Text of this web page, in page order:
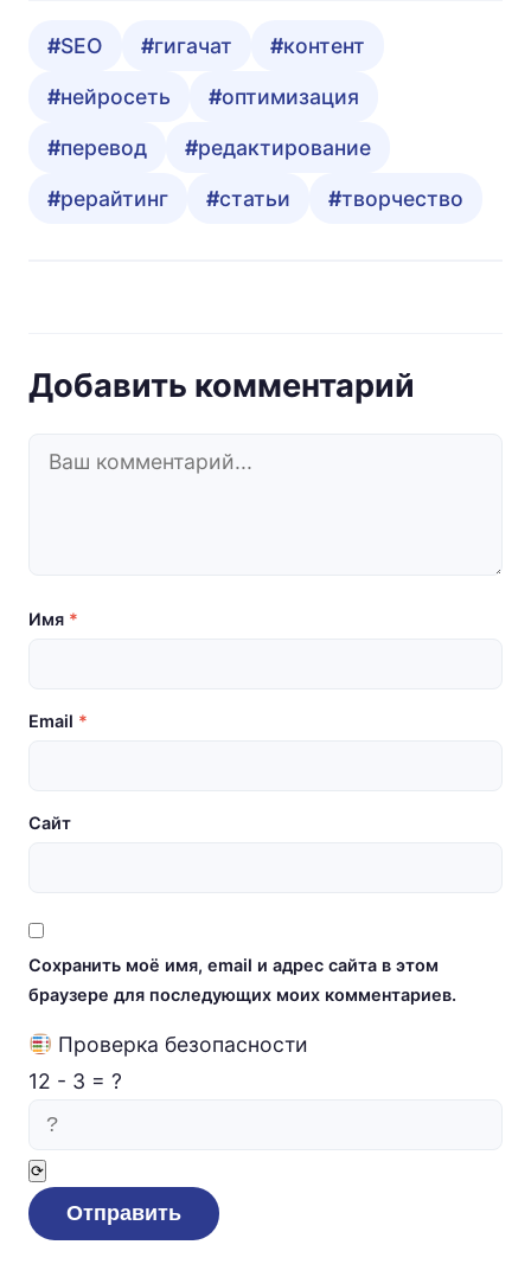
SEO гигачат контент
нейросеть оптимизация
перевод редактирование
рерайтинг статьи творчество
Добавить комментарий
Имя *
Email *
Сайт
Сохранить моё имя, email и адрес сайта в этом
браузере для последующих моих комментариев.
Проверка безопасности
12 - 3 = ?
⟳
Отправить